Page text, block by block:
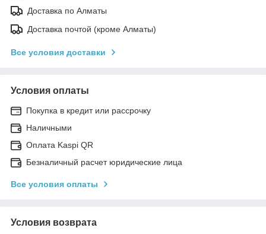
Доставка по Алматы
Доставка почтой (кроме Алматы)
Все условия доставки
Условия оплаты
Покупка в кредит или рассрочку
Наличными
Оплата Kaspi QR
Безналичный расчет юридические лица
Все условия оплаты
Условия возврата